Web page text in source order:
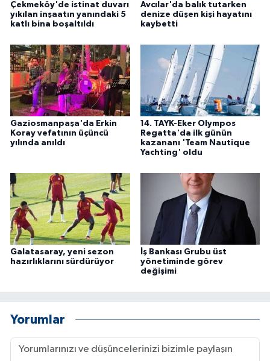
Çekmeköy'de istinat duvarı
yıkılan inşaatın yanındaki 5
katlı bina boşaltıldı
Avcılar'da balık tutarken
denize düşen kişi hayatını
kaybetti
Gaziosmanpaşa'da Erkin
Koray vefatının üçüncü
yılında anıldı
14. TAYK-Eker Olympos
Regatta'da ilk günün
kazananı 'Team Nautique
Yachting' oldu
Galatasaray, yeni sezon
hazırlıklarını sürdürüyor
İş Bankası Grubu üst
yönetiminde görev
değişimi
Yorumlar